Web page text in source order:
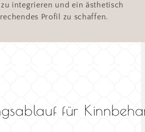
zu integrieren und ein ästhetisch
Profil zu schaffen.
für